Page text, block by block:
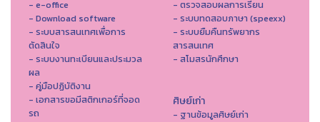
- e-office
- Download software
- ระบบสารสนเทศเพื่อการ
ตัดสินใจ
- ระบบงานทะเบียนและประมวล
ผล
- คู่มือปฏิบัติงาน
- เอกสารขอมีสติกเกอร์ที่จอด
รถ
- ตรวจสอบผลการเรียน
- ระบบทดสอบภาษา (speexx)
- ระบบยืมคืนทรัพยากร
สารสนเทศ
- สโมสรนักศึกษา
ศิษย์เก่า
- ฐานข้อมูลศิษย์เก่า